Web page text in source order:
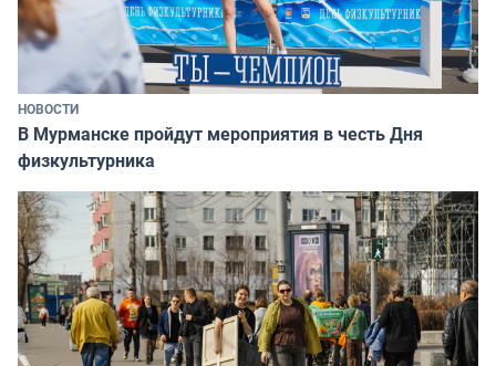
НОВОСТИ
В Мурманске пройдут мероприятия в честь Дня
физкультурника